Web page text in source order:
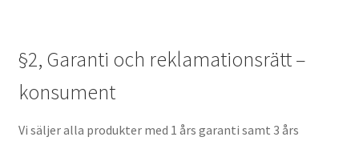
§2, Garanti och reklamationsrätt –
konsument
Vi säljer alla produkter med 1 års garanti samt 3 års